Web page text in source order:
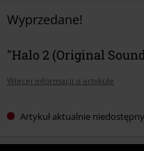
Wyprzedane!
"Halo 2 (Original
Więcej informacji o artykule
Artykuł aktualnie